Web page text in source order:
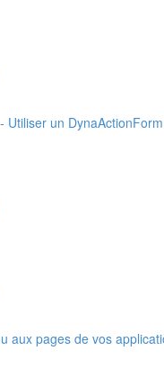
Utiliser un DynaActionForm
aux pages de vos